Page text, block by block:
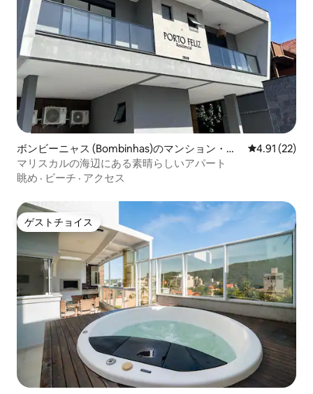
ボンビーニャス (Bombinhas)のマンション・ア
パート
レビュー22
4.91 (22)
マリスカルの海辺にある素晴らしいアパート
眺め · ビーチ · アクセス
ゲストチョイス
ゲストチョイス